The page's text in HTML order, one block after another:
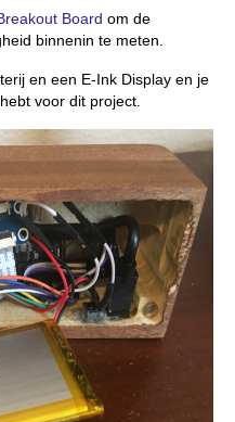
Board om de
binnenin te meten.
en een E-Ink Display en je
voor dit project.